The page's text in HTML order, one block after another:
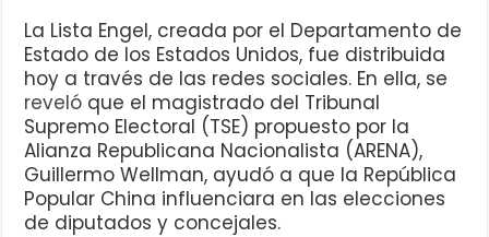
La Lista Engel, creada por el Departamento de
Estado de los Estados Unidos, fue distribuida
hoy a través de las redes sociales. En ella, se
reveló que el magistrado del Tribunal
Supremo Electoral (TSE) propuesto por la
Alianza Republicana Nacionalista (ARENA),
Guillermo Wellman, ayudó a que la República
Popular China influenciara en las elecciones
de diputados y concejales.